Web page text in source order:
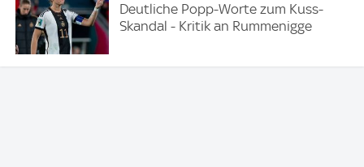
Deutliche Popp-Worte zum Kuss-
Skandal - Kritik an Rummenigge